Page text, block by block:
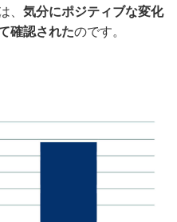
、 気分にポジティブな変化
確認されたのです。